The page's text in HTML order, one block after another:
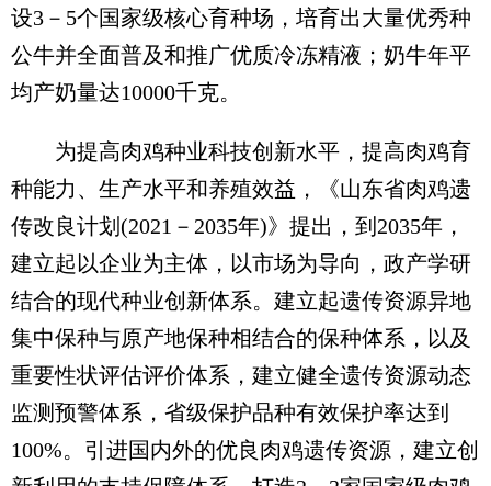
设3－5个国家级核心育种场，培育出大量优秀种
公牛并全面普及和推广优质冷冻精液；奶牛年平
均产奶量达10000千克。
为提高肉鸡种业科技创新水平，提高肉鸡育
种能力、生产水平和养殖效益，《山东省肉鸡遗
传改良计划(2021－2035年)》提出，到2035年，
建立起以企业为主体，以市场为导向，政产学研
结合的现代种业创新体系。建立起遗传资源异地
集中保种与原产地保种相结合的保种体系，以及
重要性状评估评价体系，建立健全遗传资源动态
监测预警体系，省级保护品种有效保护率达到
100%。引进国内外的优良肉鸡遗传资源，建立创